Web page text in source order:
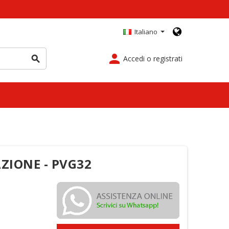
Italiano
search person Accedi o registrati
- PVG32